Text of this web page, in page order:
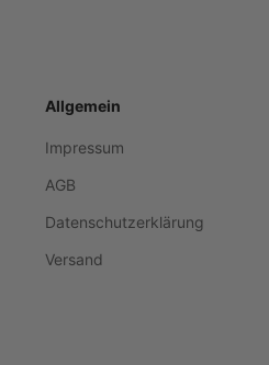
Allgemein
Impressum
AGB
Datenschutzerklärung
Versand